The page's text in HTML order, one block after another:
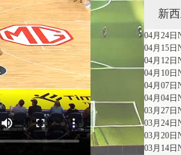
新
04月24
04月15
04月12
04月10
04月07
04月04
03月27
03月24
03月20
03月14日